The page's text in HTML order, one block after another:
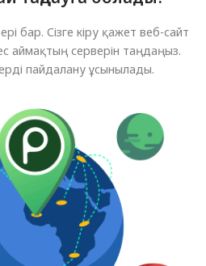
бар. Сізге кіру қажет веб-сайт
аймақтың серверін таңдаңыз.
пайдалану ұсынылады.